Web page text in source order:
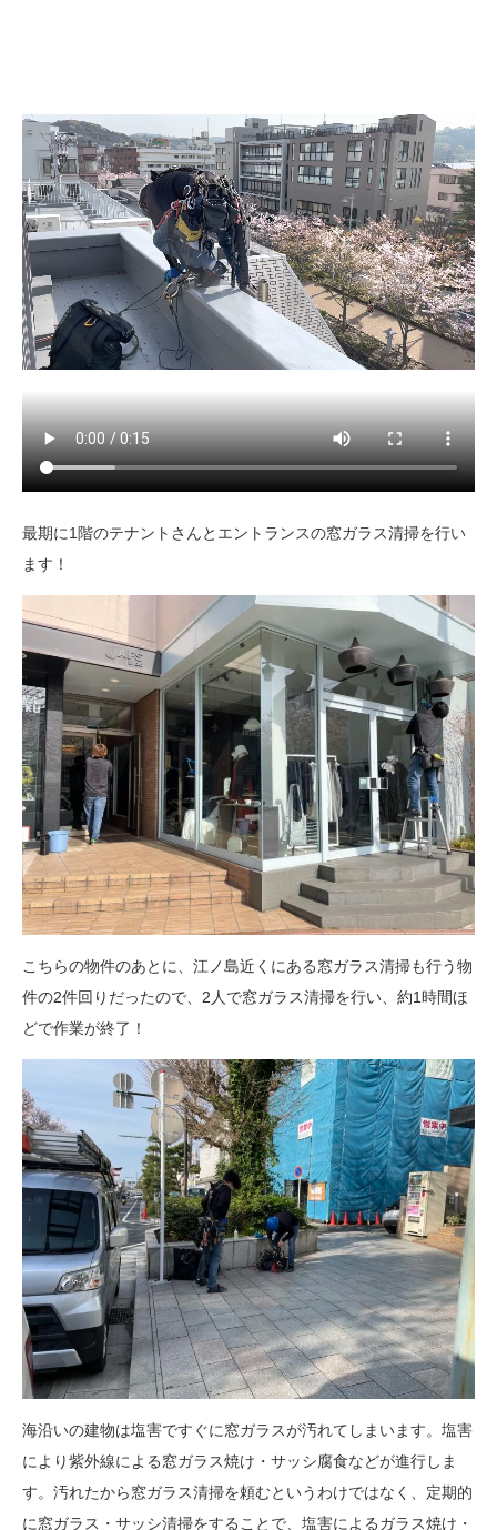
最期に1階のテナントさんとエントランスの窓ガラス清掃を行い
ます！
こちらの物件のあとに、江ノ島近くにある窓ガラス清掃も行う物
件の2件回りだったので、2人で窓ガラス清掃を行い、約1時間ほ
どで作業が終了！
海沿いの建物は塩害ですぐに窓ガラスが汚れてしまいます。塩害
により紫外線による窓ガラス焼け・サッシ腐食などが進行しま
す。汚れたから窓ガラス清掃を頼むというわけではなく、定期的
に窓ガラス・サッシ清掃をすることで、塩害によるガラス焼け・